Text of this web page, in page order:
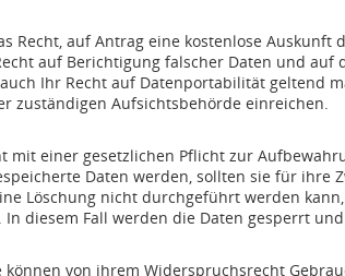
Recht, auf Antrag eine kostenlose
auf Berichtigung falscher Daten und
Ihr Recht auf Datenportabilität geltend
zuständigen Aufsichtsbehörde einreichen.
mit einer gesetzlichen Pflicht zur
Daten werden, sollten sie für
Löschung nicht durchgeführt werden
diesem Fall werden die Daten gesperrt
können von ihrem Widerspruchsrecht